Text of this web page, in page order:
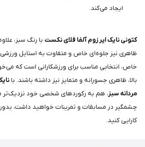
ایجاد می‌کند.
کتونی نایک ایر زوم آلفا فلای نکست با رنگ سبز،
ظاهری نیز جلوه‌ای خاص و متفاوت به استایل
خاص، انتخابی مناسب برای ورزشکارانی است که
بالا، ظاهری جسورانه و متمایز نیز داشته باشند. با
مردانه سبز، هم به رکوردهای شخصی خود
چشمگیر در مسابقات و تمرینات خواهید داشت، بدون
کارایی کنید.